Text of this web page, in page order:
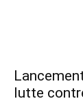
lutte